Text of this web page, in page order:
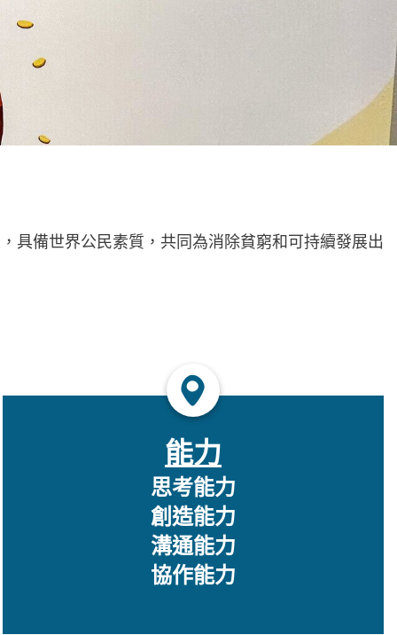
具備世界公民素質，共同為消除貧窮和可持續發展出
能力
思考能力
創造能力
溝通能力
協作能力